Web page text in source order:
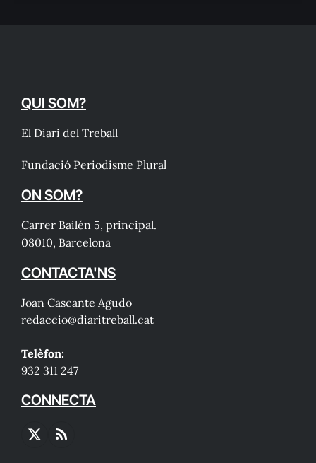
QUI SOM?
El Diari del Treball
Fundació Periodisme Plural
ON SOM?
Carrer Bailén 5, principal.
08010, Barcelona
CONTACTA'NS
Joan Cascante Agudo
redaccio@diaritreball.cat
Telèfon:
932 311 247
CONNECTA
X
RSS